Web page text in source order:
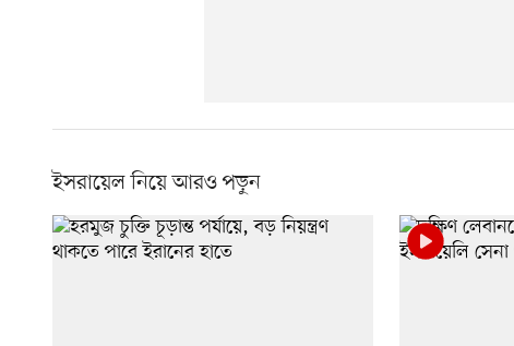
ইসরায়েল নিয়ে আরও পড়ুন